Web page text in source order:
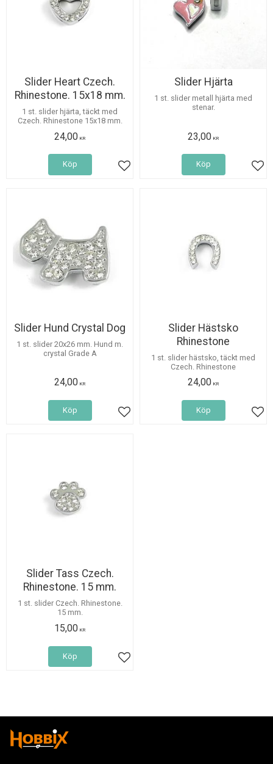
Slider Heart Czech.
Rhinestone. 15x18 mm.
1 st. slider hjärta, täckt med
Czech. Rhinestone 15x18 mm.
24,00 KR
Lägg till i favoriter
Köp
Slider Hjärta
1 st. slider metall hjärta med
stenar.
23,00 KR
Köp
Slider Hund Crystal Dog
1 st. slider 20x26 mm. Hund m.
crystal Grade A
24,00 KR
Lägg till i favoriter
Köp
Slider Hästsko
Rhinestone
1 st. slider hästsko, täckt med
Czech. Rhinestone
24,00 KR
Köp
Slider Tass Czech.
Rhinestone. 15 mm.
1 st. slider Czech. Rhinestone.
15 mm.
15,00 KR
Lägg till i favoriter
Köp